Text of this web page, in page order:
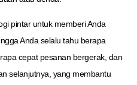
pintar untuk memberi Anda
Anda selalu tahu berapa
cepat pesanan bergerak, dan
selanjutnya, yang membantu